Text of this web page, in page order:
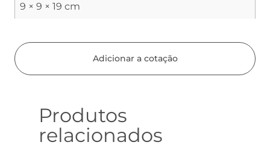
9 × 9 × 19 cm
Adicionar a cotação
Produtos
relacionados